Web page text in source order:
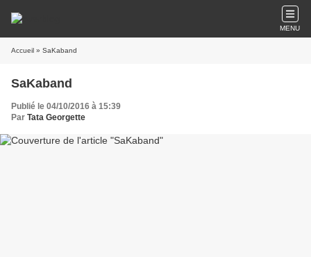
MENU
Accueil » SaKaband
SaKaband
Publié le 04/10/2016 à 15:39
Par Tata Georgette